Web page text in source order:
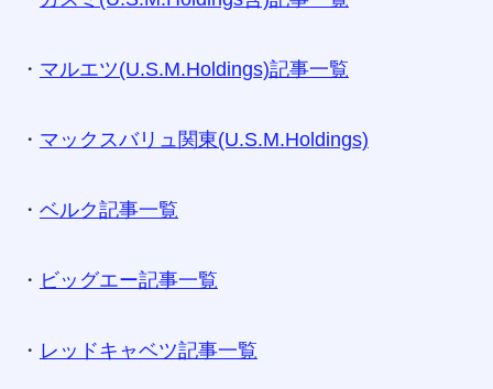
・ マルエツ(U.S.M.Holdings)記事一覧
・ マックスバリュ関東(U.S.M.Holdings)
・ ベルク記事一覧
・ ビッグエー記事一覧
・ レッドキャベツ記事一覧